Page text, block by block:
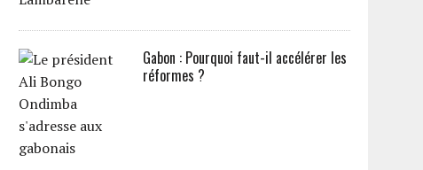
Gabon : Pourquoi faut-il accélérer les
réformes ?